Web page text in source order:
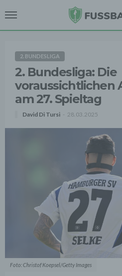
2. BUNDESLIGA
2. Bundesliga: Die
voraussichtlichen
am 27. Spieltag
David Di Tursi 28.03.2025
Foto: Christof Koepsel/Getty Images